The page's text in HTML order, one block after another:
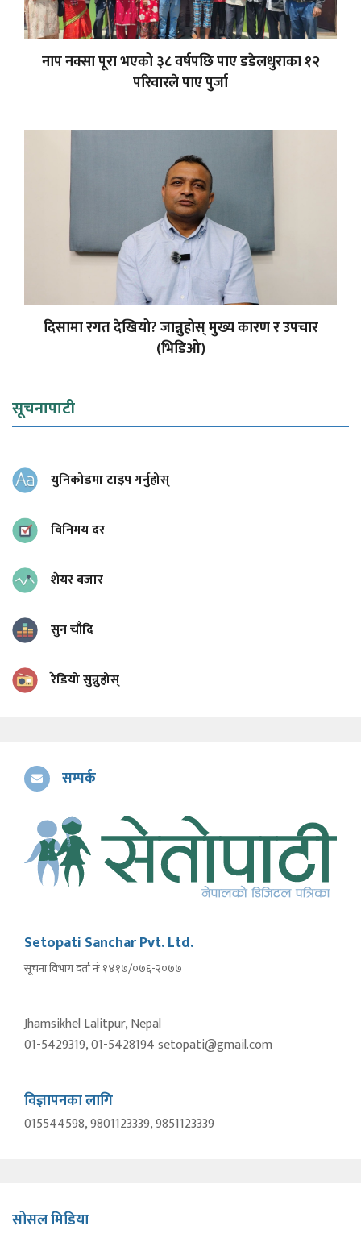
नाप नक्सा पूरा भएको ३८ वर्षपछि पाए डडेलधुराका १२
परिवारले पाए पुर्जा
दिसामा रगत देखियो? जान्नुहोस् मुख्य कारण र उपचार
(भिडिओ)
सूचनापाटी
युनिकोडमा टाइप गर्नुहोस्
विनिमय दर
शेयर बजार
सुन चाँदि
रेडियो सुन्नुहोस्
सम्पर्क
Setopati Sanchar Pvt. Ltd.
सूचना विभाग दर्ता नंः १४१७/०७६-२०७७
Jhamsikhel Lalitpur, Nepal
01-5429319, 01-5428194 setopati@gmail.com
विज्ञापनका लागि
015544598, 9801123339, 9851123339
सोसल मिडिया